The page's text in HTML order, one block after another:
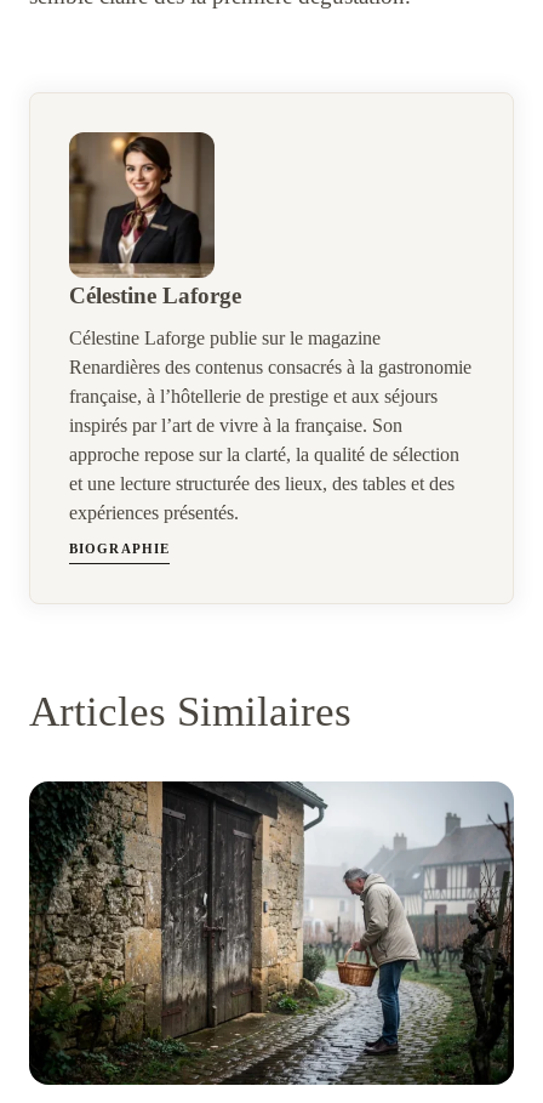
Célestine Laforge
Célestine Laforge publie sur le magazine
Renardières des contenus consacrés à la gastronomie
française, à l’hôtellerie de prestige et aux séjours
inspirés par l’art de vivre à la française. Son
approche repose sur la clarté, la qualité de sélection
et une lecture structurée des lieux, des tables et des
expériences présentés.
BIOGRAPHIE
Articles Similaires